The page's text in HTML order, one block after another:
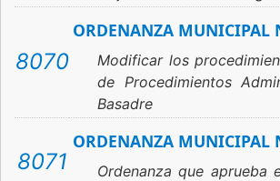
8070
ORDENANZA MUNICIPAL
Modificar los
de Procedimientos
Basadre
8071
ORDENANZA MUNICIPAL
Ordenanza que